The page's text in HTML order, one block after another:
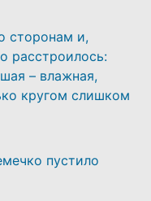
сторонам и,
расстроилось:
– влажная,
кругом слишком
пустило